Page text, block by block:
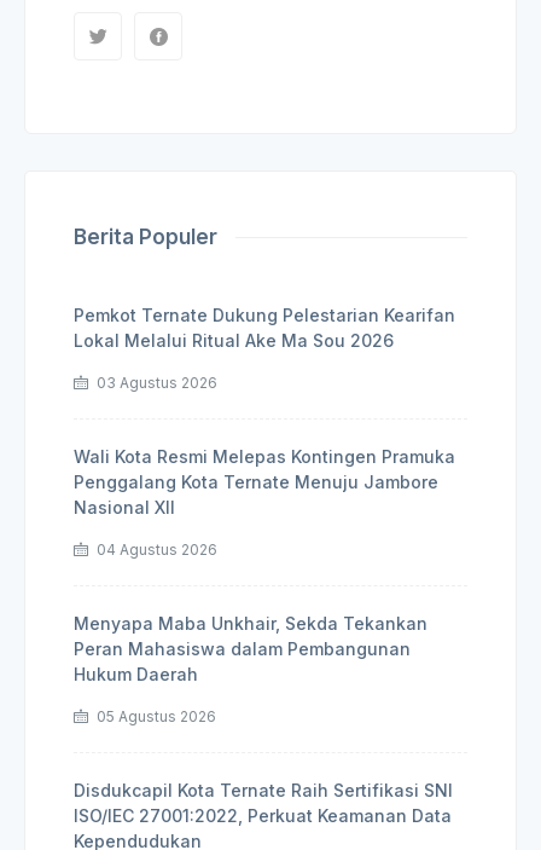
Berita Populer
Pemkot Ternate Dukung Pelestarian Kearifan
Lokal Melalui Ritual Ake Ma Sou 2026
03 Agustus 2026
Wali Kota Resmi Melepas Kontingen Pramuka
Penggalang Kota Ternate Menuju Jambore
Nasional XII
04 Agustus 2026
Menyapa Maba Unkhair, Sekda Tekankan
Peran Mahasiswa dalam Pembangunan
Hukum Daerah
05 Agustus 2026
Disdukcapil Kota Ternate Raih Sertifikasi SNI
ISO/IEC 27001:2022, Perkuat Keamanan Data
Kependudukan